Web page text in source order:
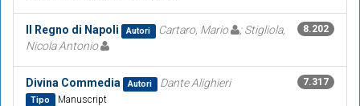
8.202
Il Regno di Napoli Autori Cartaro, Mario
; Stigliola,
Nicola Antonio
7.317
Divina Commedia Autori Dante Alighieri
Tipo Manuscript